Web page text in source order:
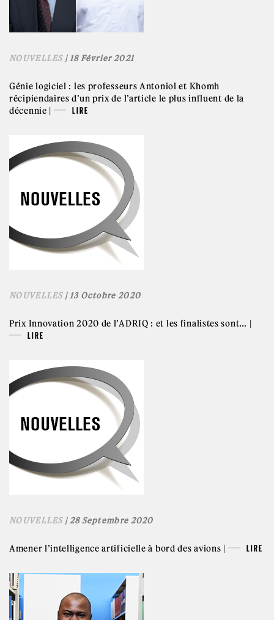
NOUVELLES| 18 Février 2021
Génie logiciel : les professeurs Antoniol et Khomh
récipiendaires d’un prix de l’article le plus influent de la
décennie |
LIRE
NOUVELLES| 13 Octobre 2020
Prix Innovation 2020 de l’ADRIQ : et les finalistes sont… |
LIRE
NOUVELLES| 28 Septembre 2020
Amener l’intelligence artificielle à bord des avions | LIRE